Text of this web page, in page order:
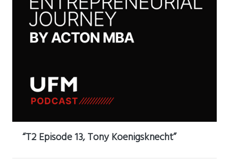
“T2 Episode 13, Tony Koenigsknecht”